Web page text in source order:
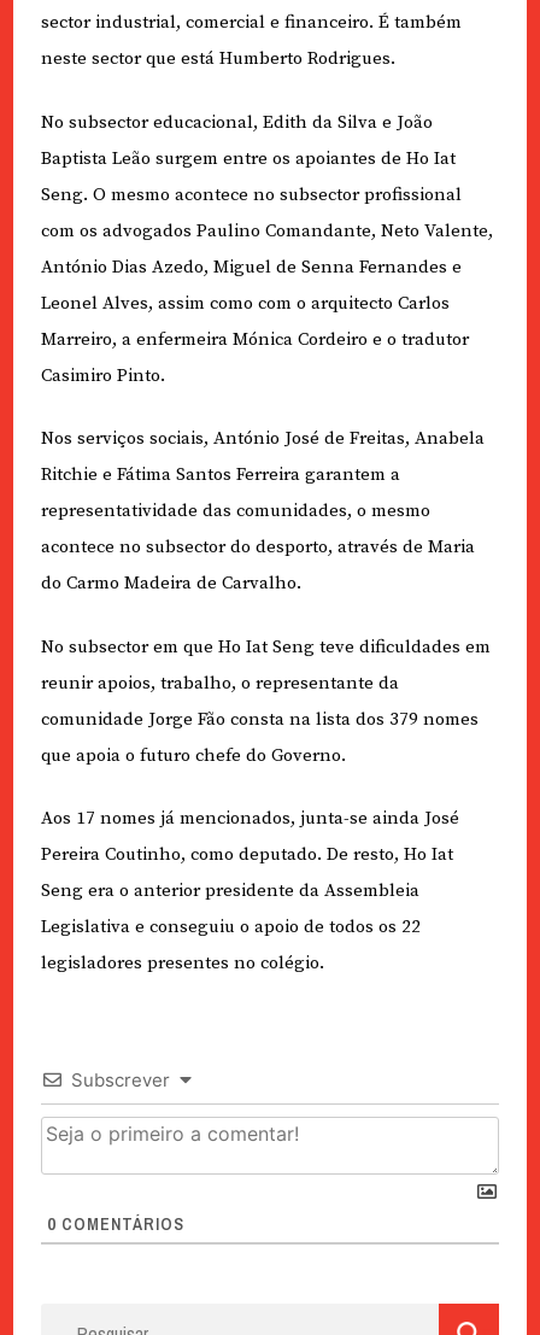
sector industrial, comercial e financeiro. É também
neste sector que está Humberto Rodrigues.
No subsector educacional, Edith da Silva e João
Baptista Leão surgem entre os apoiantes de Ho Iat
Seng. O mesmo acontece no subsector profissional
com os advogados Paulino Comandante, Neto Valente,
António Dias Azedo, Miguel de Senna Fernandes e
Leonel Alves, assim como com o arquitecto Carlos
Marreiro, a enfermeira Mónica Cordeiro e o tradutor
Casimiro Pinto.
Nos serviços sociais, António José de Freitas, Anabela
Ritchie e Fátima Santos Ferreira garantem a
representatividade das comunidades, o mesmo
acontece no subsector do desporto, através de Maria
do Carmo Madeira de Carvalho.
No subsector em que Ho Iat Seng teve dificuldades em
reunir apoios, trabalho, o representante da
comunidade Jorge Fão consta na lista dos 379 nomes
que apoia o futuro chefe do Governo.
Aos 17 nomes já mencionados, junta-se ainda José
Pereira Coutinho, como deputado. De resto, Ho Iat
Seng era o anterior presidente da Assembleia
Legislativa e conseguiu o apoio de todos os 22
legisladores presentes no colégio.
Subscrever
0 COMENTÁRIOS